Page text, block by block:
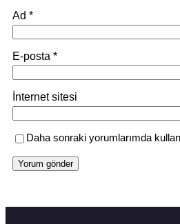
Ad *
E-posta *
İnternet sitesi
Daha sonraki yorumlarımda